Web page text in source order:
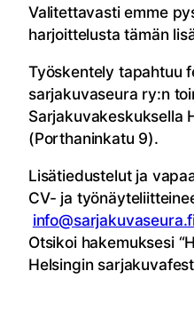
Valitettavasti emme
harjoittelusta tämän
Työskentely tapahtuu
sarjakuvaseura ry:n
Sarjakuvakeskuksella
(Porthaninkatu 9).
Lisätiedustelut ja
CV- ja
Otsikoi hakemuksesi
Helsingin